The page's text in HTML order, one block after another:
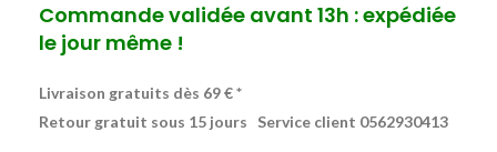
Commande validée avant 13h : expédiée
le jour même !
Livraison gratuits dès 69 € *
Retour gratuit sous 15 jours
Service client 0562930413